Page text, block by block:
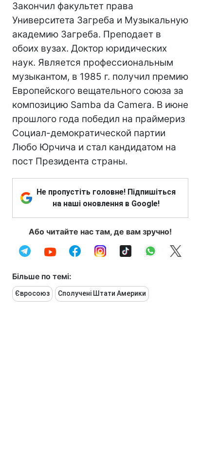
Закончил факультет права
Университета Загреба и Музыкальную
академию Загреба. Преподает в
обоих вузах. Доктор юридических
наук. Является профессиональным
музыкантом, в 1985 г. получил премию
Европейского вещательного союза за
композицию Samba da Camera. В июне
прошлого года победил на праймериз
Социал-демократической партии
Любо Юрчича и стал кандидатом на
пост Президента страны.
Не пропустіть головне! Підпишіться
на наші оновлення в Google!
Або читайте нас там, де вам зручно!
Більше по темі:
Євросоюз Сполучені Штати Америки